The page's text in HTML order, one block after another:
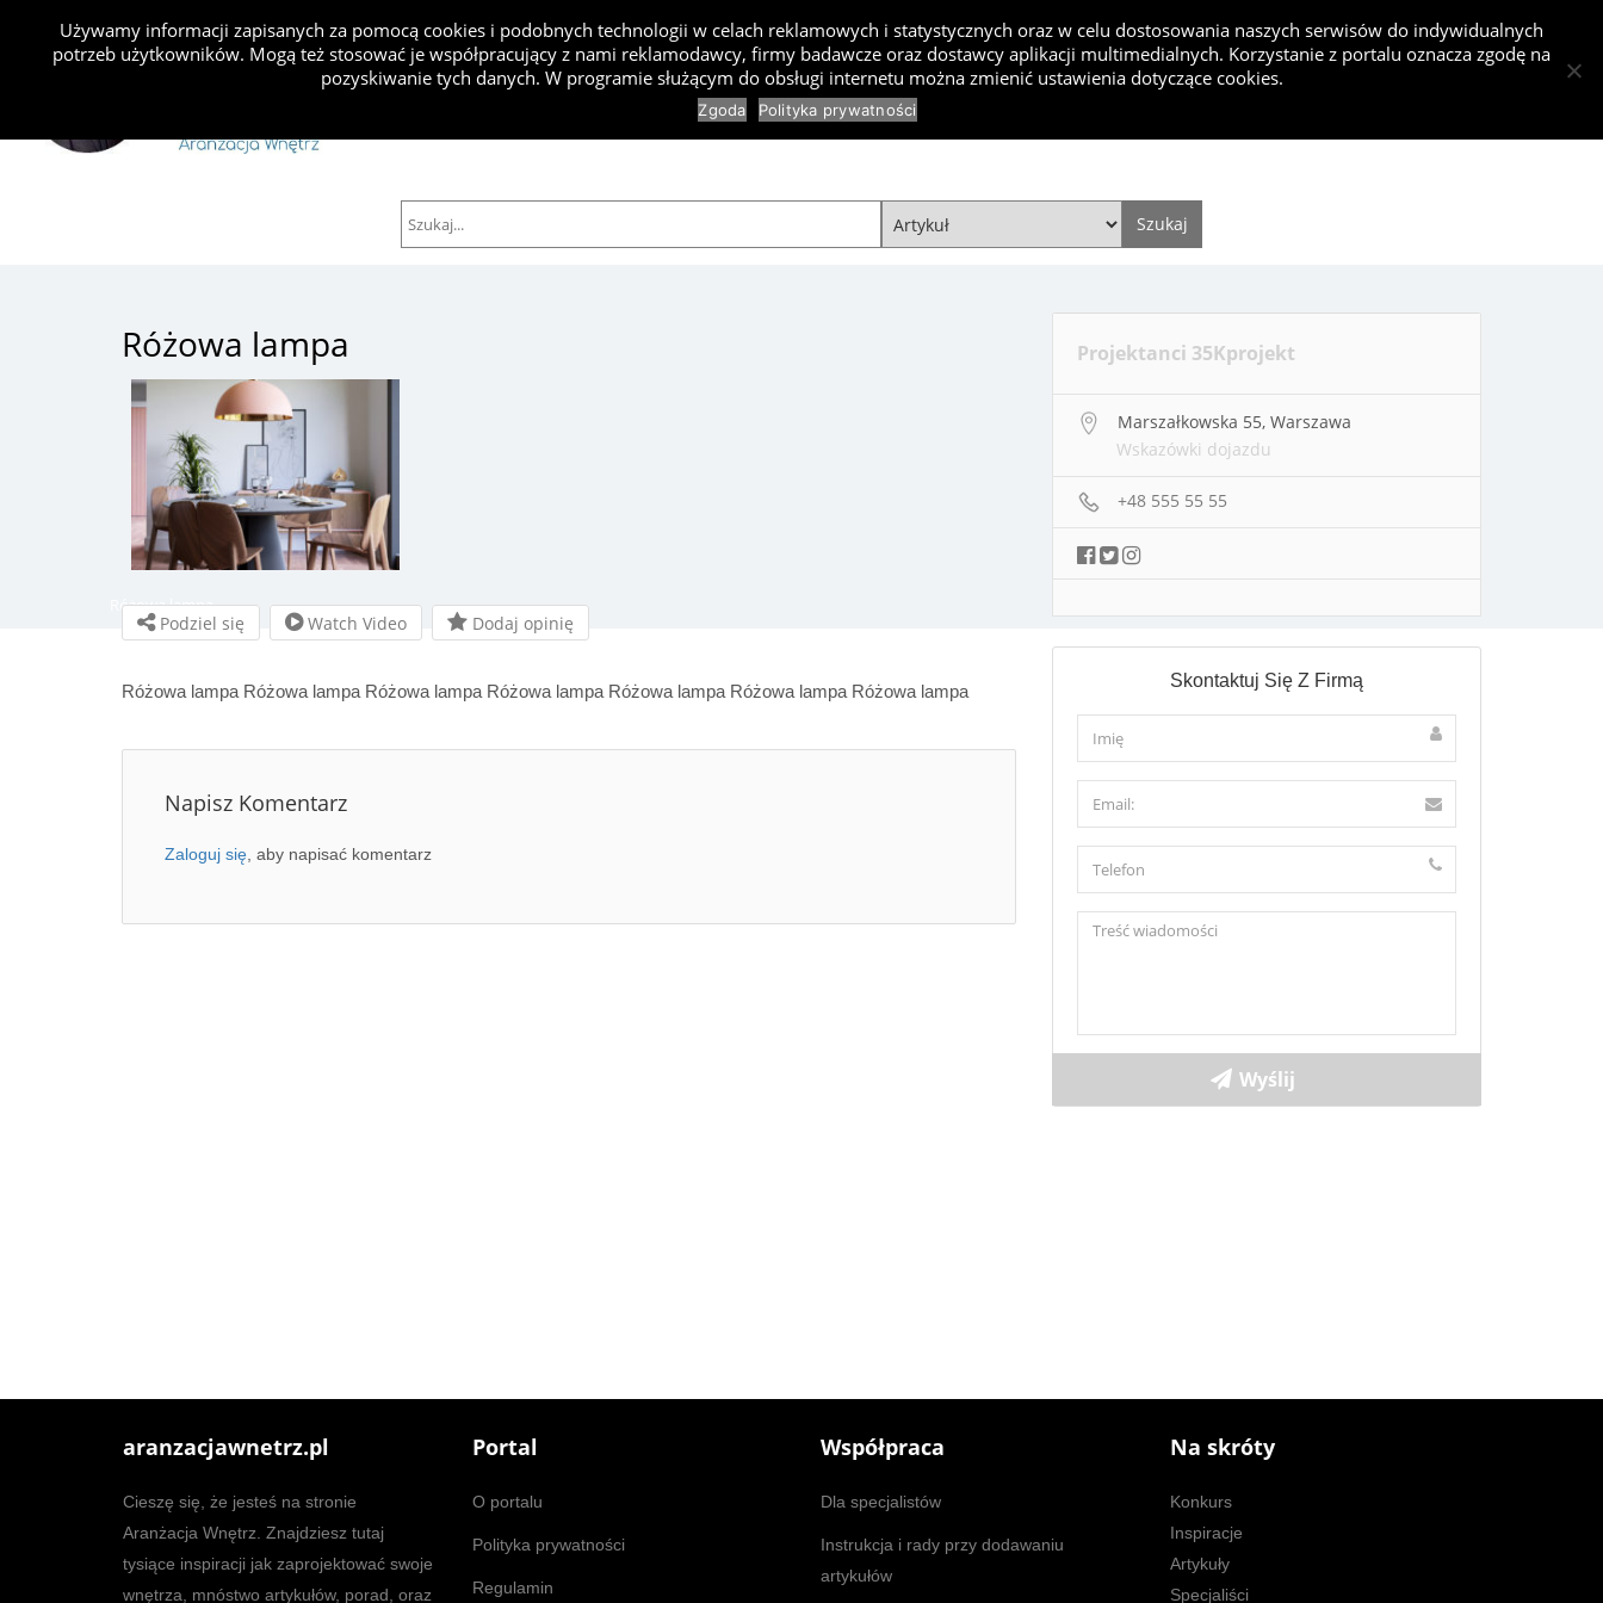
Dodaj projekt
Projekty Inspiracje Artykuły Produkty Specjaliści
Konkurs
Różowa lampa
Różowa lampa
Podziel się Watch Video Dodaj opinię
Projektanci 35Kprojekt
Marszałkowska 55, Warszawa
Wskazówki dojazdu
+48 555 55 55
Skontaktuj Się Z Firmą
Różowa lampa Różowa lampa Różowa lampa Różowa lampa Różowa lampa Różowa lampa Różowa lampa
Napisz Komentarz
Zaloguj się , aby napisać komentarz
aranzacjawnetrz.pl
Cieszę się, że jesteś na stronie
Aranżacja Wnętrz. Znajdziesz tutaj
tysiące inspiracji jak zaprojektować swoje
wnętrza, mnóstwo artykułów, porad, oraz
Portal
O portalu
Polityka prywatności
Regulamin
Współpraca
Dla specjalistów
Instrukcja i rady przy dodawaniu
artykułów
Na skróty
Konkurs
Inspiracje
Artykuły
Specjaliści
Używamy informacji zapisanych za pomocą cookies i podobnych technologii w celach reklamowych i statystycznych oraz w celu dostosowania naszych serwisów do indywidualnych
potrzeb użytkowników. Mogą też stosować je współpracujący z nami reklamodawcy, firmy badawcze oraz dostawcy aplikacji multimedialnych. Korzystanie z portalu oznacza zgodę na
pozyskiwanie tych danych. W programie służącym do obsługi internetu można zmienić ustawienia dotyczące cookies.
Zgoda Polityka prywatności